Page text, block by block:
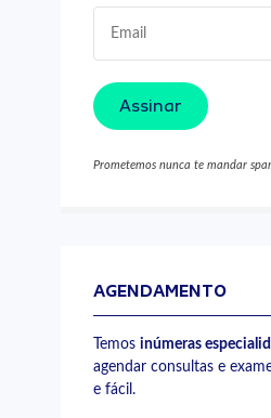
Assinar
Prometemos nunca te mandar
AGENDAMENTO
Temos inúmeras
agendar consultas e
e fácil.